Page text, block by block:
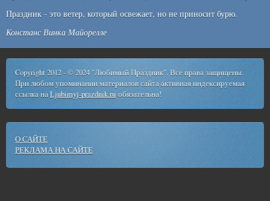
Праздник - это ветер, который освежает, но не приносит бурю.
Констанс Винка Майорелле
Copyright 2012 - © 2024 "Любимый Праздник". Все права защищены.
При любом упоминании материалов сайта активная индексируемая
ссылка наLjubimyj-prazdnik.ru обязательна!
О САЙТЕ
РЕКЛАМА НА САЙТЕ